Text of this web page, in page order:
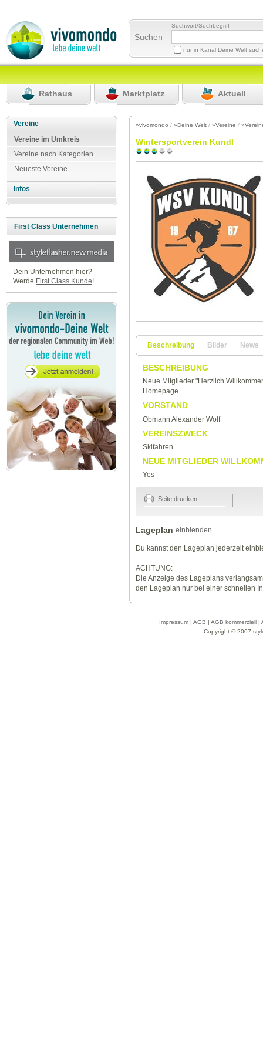
Suchen
Suchwort/Suchbegriff
nur in Kanal Deine Welt
Rathaus Marktplatz Aktuell
Vereine
Vereine im Umkreis
Vereine nach Kategorien
Neueste Vereine
Infos
First Class Unternehmen
Dein Unternehmen hier?
Werde First Class Kunde!
»vivomondo / »Deine Welt/ »Vereine /
Wintersportverein Kundl
Beschreibung Bilder News
BESCHREIBUNG
Neue Mitglieder "Herzlich
Homepage.
VORSTAND
Obmann Alexander Wolf
VEREINSZWECK
Skifahren
NEUE MITGLIEDER
Yes
Seite drucken
Lageplan einblenden
Du kannst den Lageplan jederzeit
ACHTUNG:
Die Anzeige des Lageplans
den Lageplan nur bei einer schnellen
Impressum| AGB AGB kommerziell
Copyright © 2007